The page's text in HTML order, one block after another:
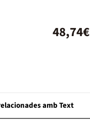
48,74€
amb Text